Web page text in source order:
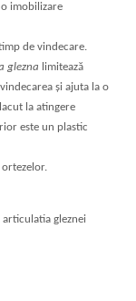
imobilizare
de vindecare.
glezna limitează
și ajuta la o
la atingere
este un plastic
gleznei